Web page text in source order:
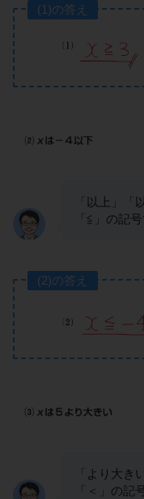
(1)の答え
「以上」「
「≦」の記
(2)の答え
「より大き
「＜」の記